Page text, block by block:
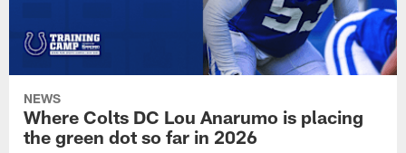
NEWS
Where Colts DC Lou Anarumo is placing
the green dot so far in 2026